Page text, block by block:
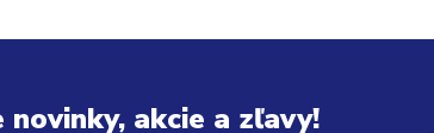
akcie a zľavy!